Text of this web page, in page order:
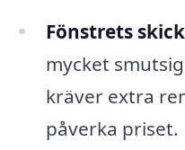
Fönstrets
mycket
kräver extra
påverka priset.